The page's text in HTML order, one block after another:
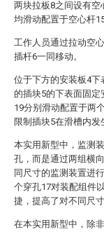
两块拉板8之间设有空
均滑动配置于空心杆
工作人员通过拉动空
插杆6一同移动。
位于下方的安装板4
的插块5的下表面固
19分别滑动配置于两
限制插块5在滑槽内发
本实用新型中，监测
孔，而是通过两组横
同尺寸的监测装置进
个穿孔17对装配组件
捷，提高了对不同尺
在本实用新型中，除